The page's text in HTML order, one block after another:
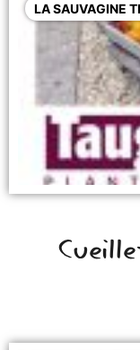
LA SAUVAGINE